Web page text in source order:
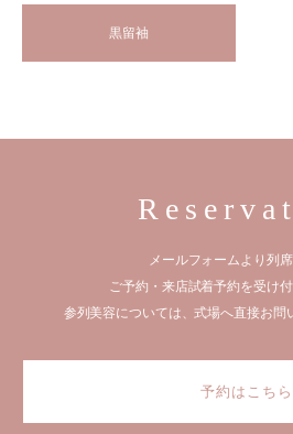
黒留袖
メールフォームより列
ご予約・来店試着予約を受け付
参列美容については、式場へ直接お問
予約はこちら